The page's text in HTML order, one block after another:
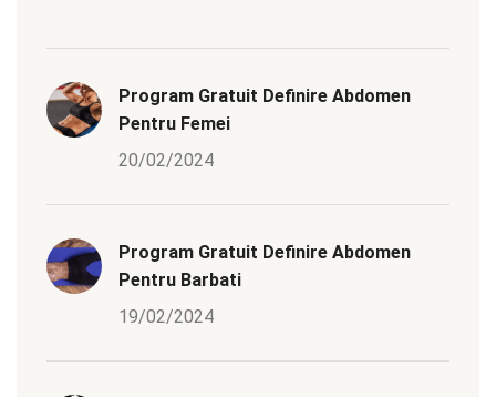
Program Gratuit Definire Abdomen
Pentru Femei
20/02/2024
Program Gratuit Definire Abdomen
Pentru Barbati
19/02/2024